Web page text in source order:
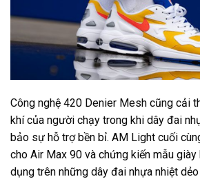
Công nghệ 420 Denier Mesh cũng cải
khí của người chạy trong khi dây đai
bảo sự hỗ trợ bền bỉ. AM Light cuối
cho Air Max 90 và chứng kiến ​​mẫu
dụng trên những dây đai nhựa nhiệt